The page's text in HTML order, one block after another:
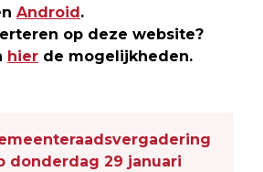
Android.
op deze website?
hier de mogelijkheden.
donderdag 29 januari